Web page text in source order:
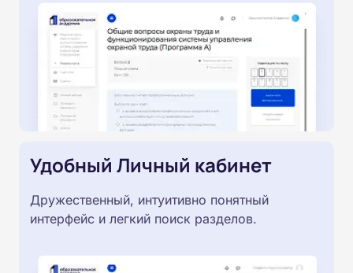
Удобный Личный кабинет
Дружественный, интуитивно понятный
интерфейс и легкий поиск разделов.